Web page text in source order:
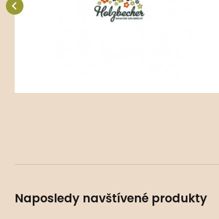
Oblíbený
Porovnat
Naposledy navštívené produkty